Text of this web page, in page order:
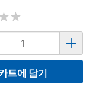
★
★
트에 담기